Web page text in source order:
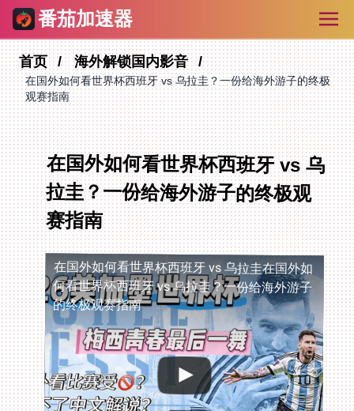
番茄加速器
首页 海外解锁国内影音
在国外如何看世界杯西班牙 vs 乌拉圭？一份给海外游子的终极
观赛指南
在国外如何看世界杯西班牙 vs 乌
拉圭？一份给海外游子的终极观
赛指南
在国外如何看世界杯西班牙 vs 乌拉圭在国外如
何看世界杯西班牙 vs 乌拉圭？一份给海外游子
的终极观赛指南